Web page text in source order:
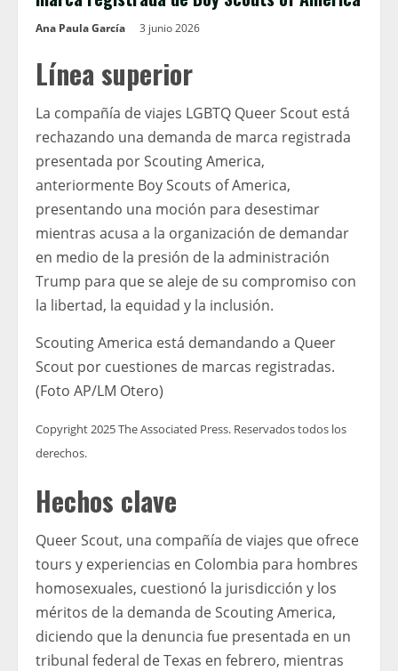
Ana Paula García 3 junio 2026
Línea superior
La compañía de viajes LGBTQ Queer Scout está
rechazando una demanda de marca registrada
presentada por Scouting America,
anteriormente Boy Scouts of America,
presentando una moción para desestimar
mientras acusa a la organización de demandar
en medio de la presión de la administración
Trump para que se aleje de su compromiso con
la libertad, la equidad y la inclusión.
Scouting America está demandando a Queer
Scout por cuestiones de marcas registradas.
(Foto AP/LM Otero)
Copyright 2025 The Associated Press. Reservados todos los
derechos.
Hechos clave
Queer Scout, una compañía de viajes que ofrece
tours y experiencias en Colombia para hombres
homosexuales, cuestionó la jurisdicción y los
méritos de la demanda de Scouting America,
diciendo que la denuncia fue presentada en un
tribunal federal de Texas en febrero, mientras